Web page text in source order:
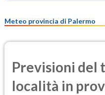
Meteo provincia di Palermo
Previsioni del
località in